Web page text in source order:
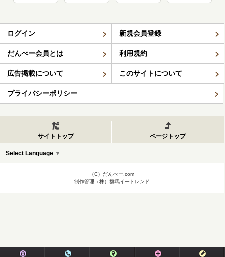
ログイン 新規会員登録
だんべー会員とは 利用規約
広告掲載について このサイトについて
プライバシーポリシー
サイトトップ ページトップ
Select Language ▼
（C）だんべー.com
制作管理（株）群馬イートレンド